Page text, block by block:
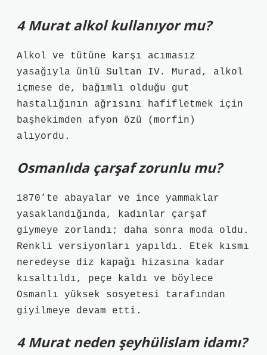
4 Murat alkol kullanıyor mu?
Alkol ve tütüne karşı acımasız
yasağıyla ünlü Sultan IV. Murad, alkol
içmese de, bağımlı olduğu gut
hastalığının ağrısını hafifletmek için
başhekimden afyon özü (morfin)
alıyordu.
Osmanlıda çarşaf zorunlu mu?
1870’te abayalar ve ince yammaklar
yasaklandığında, kadınlar çarşaf
giymeye zorlandı; daha sonra moda oldu.
Renkli versiyonları yapıldı. Etek kısmı
neredeyse diz kapağı hizasına kadar
kısaltıldı, peçe kaldı ve böylece
Osmanlı yüksek sosyetesi tarafından
giyilmeye devam etti.
4 Murat neden şeyhülislam idamı?